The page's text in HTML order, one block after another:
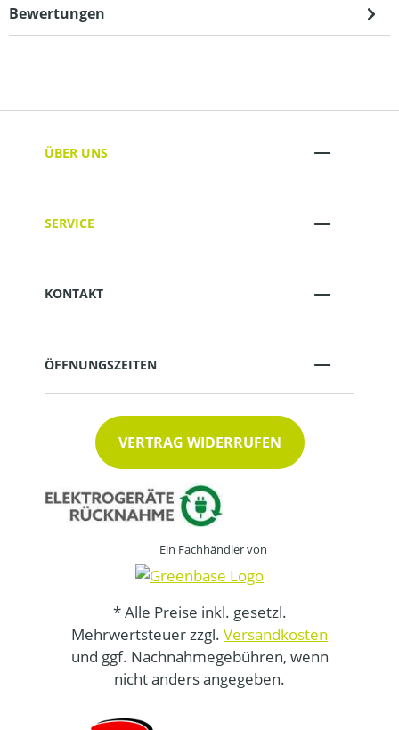
Bewertungen
ÜBER UNS
SERVICE
KONTAKT
ÖFFNUNGSZEITEN
VERTRAG WIDERRUFEN
Ein Fachhändler von
* Alle Preise inkl. gesetzl.
Mehrwertsteuer zzgl. Versandkosten
und ggf. Nachnahmegebühren, wenn
nicht anders angegeben.